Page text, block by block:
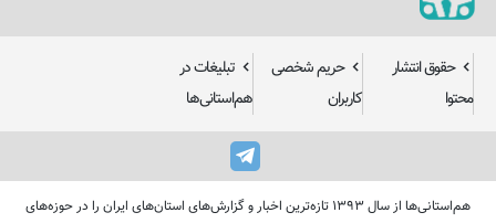
حقوق انتشار
محتوا
حریم شخصی
کاربران
تبلیغات در
هم‌استانی‌ها
هم‌استانی‌ها از سال ۱۳۹۳ تازه‌ترین اخبار و گزارش‌های استان‌های ایران را در حوزه‌های